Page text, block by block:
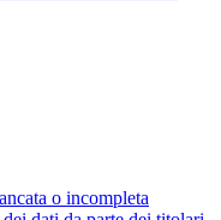
o incompleta